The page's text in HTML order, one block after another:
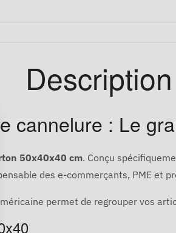
Description
cannelure : Le
50x40x40 cm. Conçu
des e-commerçants, PME et
permet de regrouper vos